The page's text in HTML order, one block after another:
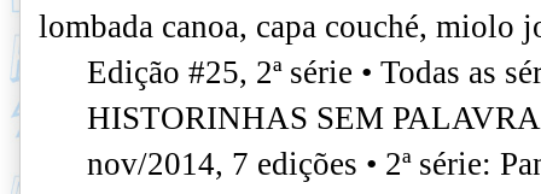
lombada canoa, capa couché, miolo
Edição #25, 2ª série • Todas as
HISTORINHAS SEM
nov/2014, 7 edições • 2ª série: